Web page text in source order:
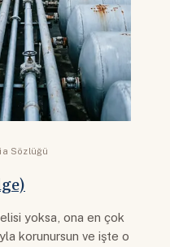
Sözlüğü
yoksa, ona en çok
korunursun ve işte o